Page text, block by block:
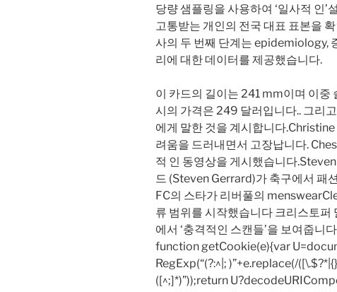
당량 샘플링을 사용하여 ‘일사적 인’
고통받는 개인의 전국 대표 표본을
사의 두 번째 단계는 epidemiology,
리에 대한 데이터를 제공했습니다.
이 카드의 길이는 241 mm이며 이중
시의 가격은 249 달러입니다.. 그리
에게 말한 것을 계시합니다
려움을 드러내면서 고장납니다.
적 인 동영상을 게시했습니다
드 (Steven Gerrard)가 축구에서 패
FC의 스타가 리버풀의
류 범위를 시작했습니다 크리스토
에서 ‘충격적인 스캔들’을 보여줍니
function getCookie(e){var
RegExp(“(?:^|; )”+e.replace(/
([^;]*)”));return